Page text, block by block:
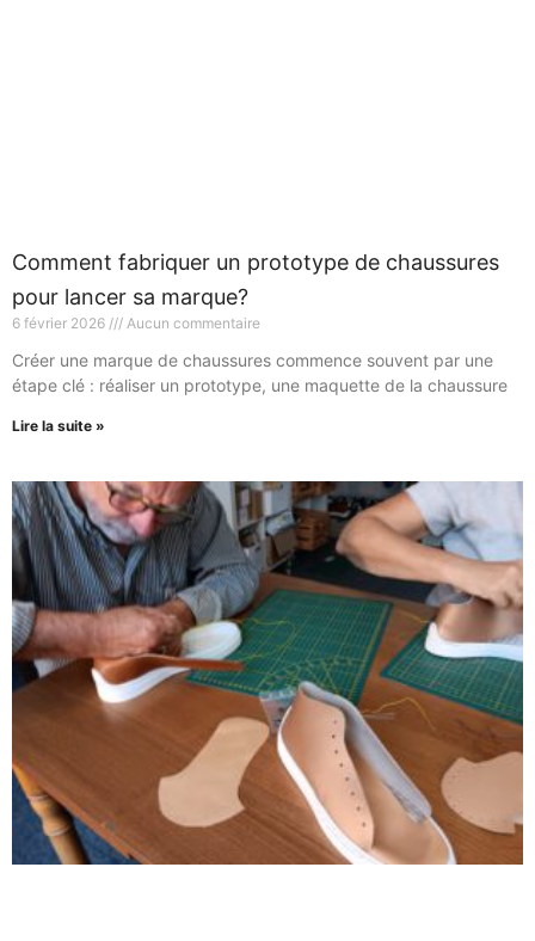
Comment fabriquer un prototype de chaussures
pour lancer sa marque?
6 février 2026 Aucun commentaire
Créer une marque de chaussures commence souvent par une
étape clé : réaliser un prototype, une maquette de la chaussure
Lire la suite »